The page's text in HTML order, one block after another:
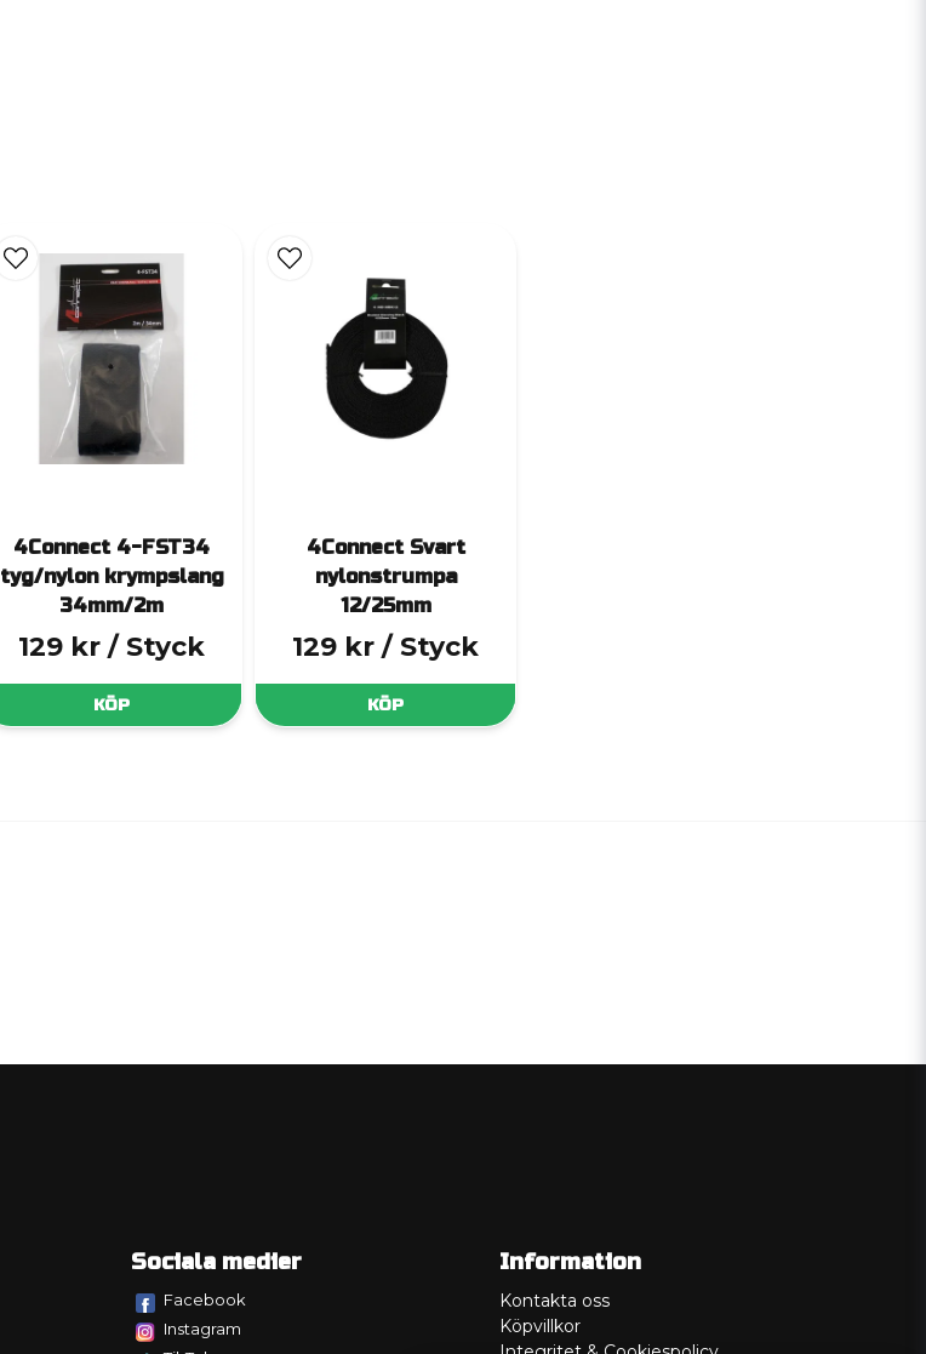
4Connect 4-FST34
tyg/nylon krympslang
34mm/2m
129 kr / Styck
KÖP
4Connect Svart
nylonstrumpa
12/25mm
129 kr / Styck
KÖP
Sociala medier
Facebook
Instagram
Information
Kontakta oss
Köpvillkor